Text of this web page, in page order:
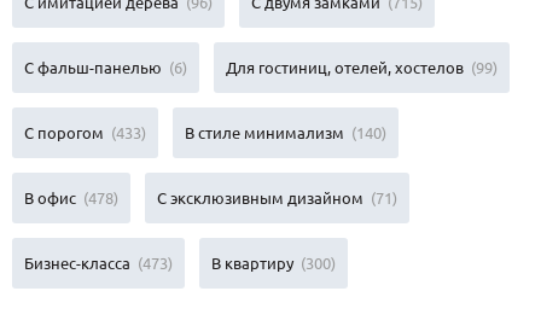
С фальш-панелью (6) Для гостиниц, отелей, хостелов (99)
С порогом (433) В стиле минимализм (140)
В офис (478) С эксклюзивным дизайном (71)
Бизнес-класса (473) В квартиру (300)